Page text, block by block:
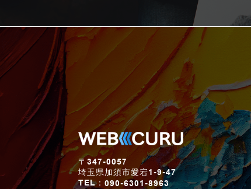
〒347-0057
埼玉県加須市愛宕1-9-47
TEL：090-6301-8963